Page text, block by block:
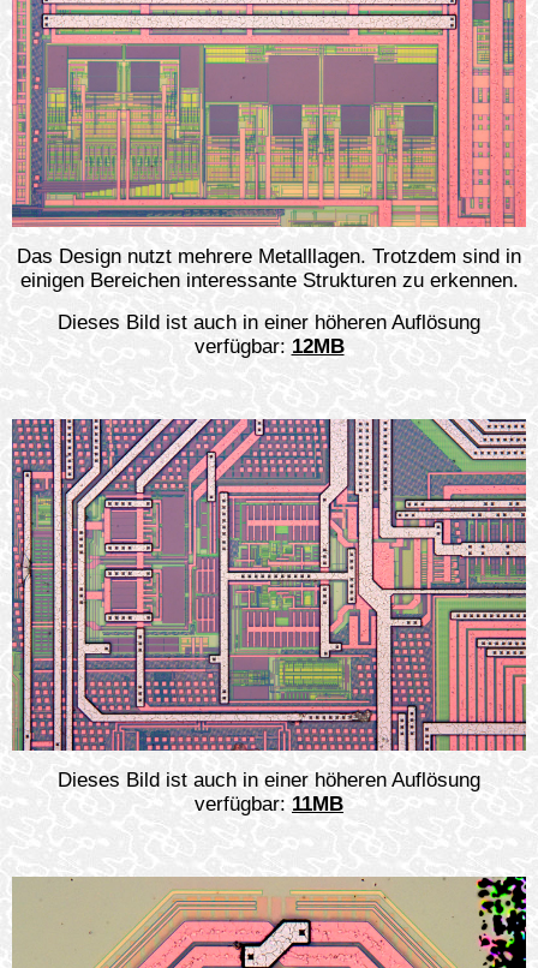
Das Design nutzt mehrere Metalllagen. Trotzdem sind in
einigen Bereichen interessante Strukturen zu erkennen.
Dieses Bild ist auch in einer höheren Auflösung
verfügbar: 12MB
Dieses Bild ist auch in einer höheren Auflösung
verfügbar: 11MB